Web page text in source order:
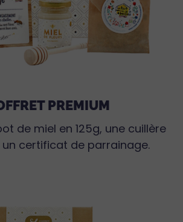
PREMIUM
de miel en 125g, une cuillère
certificat de parrainage.